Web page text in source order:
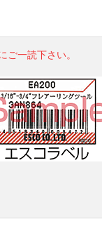
ご一読下さい。